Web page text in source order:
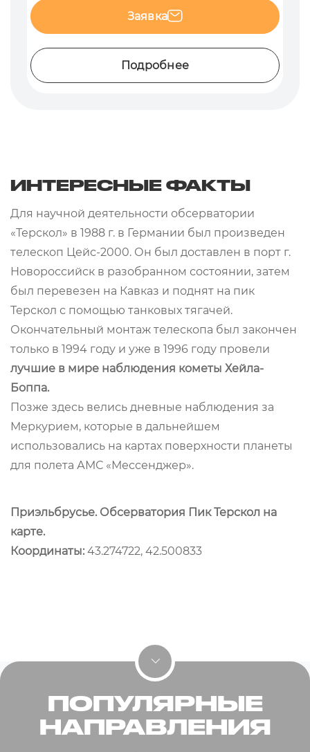
Подробнее
Заявка
ИНТЕРЕСНЫЕ ФАКТЫ
Для научной деятельности обсерватории
«Терскол» в 1988 г. в Германии был произведен
телескоп Цейс-2000. Он был доставлен в порт г.
Новороссийск в разобранном состоянии, затем
был перевезен на Кавказ и поднят на пик
Терскол с помощью танковых тягачей.
Окончательный монтаж телескопа был закончен
только в 1994 году и уже в 1996 году провели
лучшие в мире наблюдения кометы Хейла-
Боппа.
Позже здесь велись дневные наблюдения за
Меркурием, которые в дальнейшем
использовались на картах поверхности планеты
для полета АМС «Мессенджер».
Приэльбрусье. Обсерватория Пик Терскол на
карте.
Координаты: 43.274722, 42.500833
ПОПУЛЯРНЫЕ
НАПРАВЛЕНИЯ